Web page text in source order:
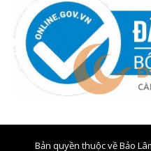
Bản quyền thuộc về Bảo